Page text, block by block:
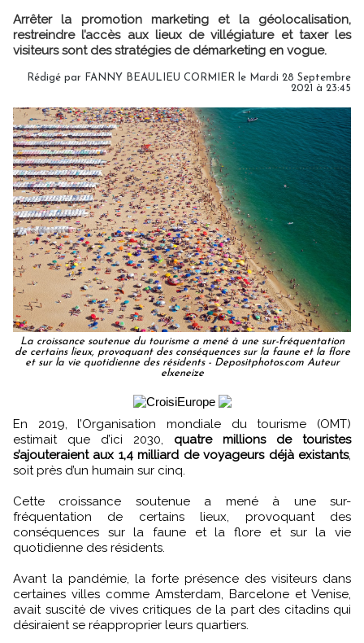
Arrêter la promotion marketing et la géolocalisation,
restreindre l’accès aux lieux de villégiature et taxer les
visiteurs sont des stratégies de démarketing en vogue.
Rédigé par FANNY BEAULIEU CORMIER le Mardi 28 Septembre
2021 à 23:45
La croissance soutenue du tourisme a mené à une sur-fréquentation
de certains lieux, provoquant des conséquences sur la faune et la flore
et sur la vie quotidienne des résidents - Depositphotos.com Auteur
elxeneize
En 2019, l’Organisation mondiale du tourisme (OMT)
estimait que d’ici 2030, quatre millions de touristes
s’ajouteraient aux 1,4 milliard de voyageurs déjà existants,
soit près d’un humain sur cinq.
Cette croissance soutenue a mené à une sur-
fréquentation de certains lieux, provoquant des
conséquences sur la faune et la flore et sur la vie
quotidienne des résidents.
Avant la pandémie, la forte présence des visiteurs dans
certaines villes comme Amsterdam, Barcelone et Venise,
avait suscité de vives critiques de la part des citadins qui
désiraient se réapproprier leurs quartiers.